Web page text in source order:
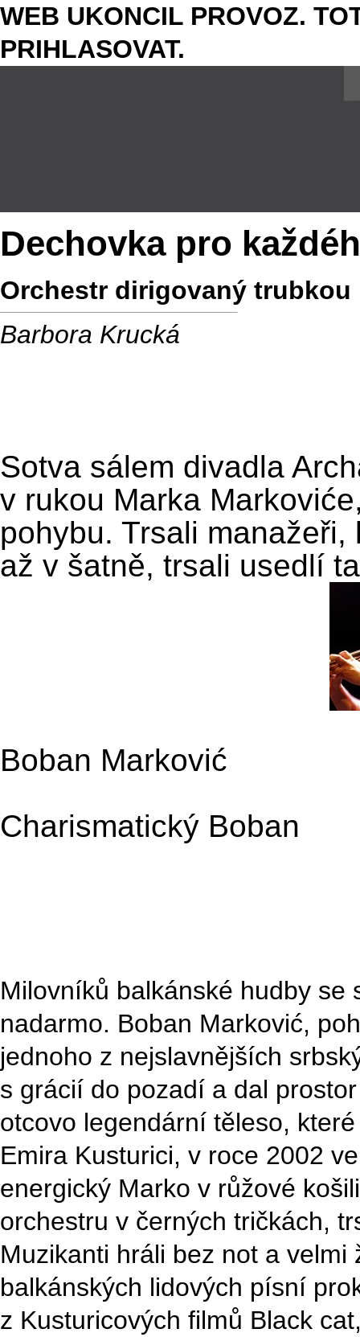
WEB UKONCIL PROVOZ.
PRIHLASOVAT.
Dechovka pro
Orchestr dirigovaný trubkou
Barbora Krucká
Sotva sálem divadla
v rukou Marka
pohybu. Trsali
až v šatně, trsali usedlí
Boban Marković
Charismatický Boban
Milovníků balkánské hudby se
nadarmo. Boban Marković,
jednoho z nejslavnějších
s grácií do pozadí a dal
otcovo legendární těleso,
Emira Kusturici, v roce 2002
energický Marko v růžové
orchestru v černých tričkách,
Muzikanti hráli bez not a
balkánských lidových písní
z Kusturicových filmů Black